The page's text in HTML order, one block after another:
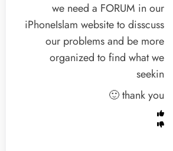
we need a FORUM in our
iPhoneIslam website to disscuss
our problems and be more
organized to find what we
seekin
thank you 🙂